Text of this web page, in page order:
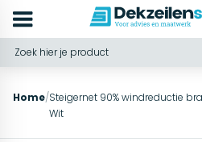
Home/Steigernet 90% windreductie
Wit